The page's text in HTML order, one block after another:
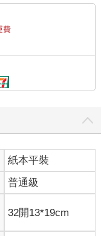
費
紙本平裝
普通級
32開13*19cm